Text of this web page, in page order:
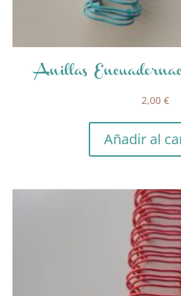
Anillas
2,00 €
Añadir al